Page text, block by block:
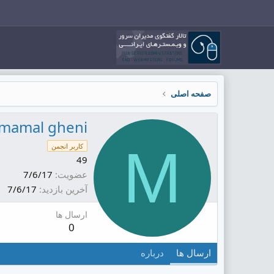
صفحه اصلی
M
gheni
کاربر انجمن
49
عضویت 7/6/17
آخرین بازدید 7/6/17
ارسال ها
0
ارسال ها درباره